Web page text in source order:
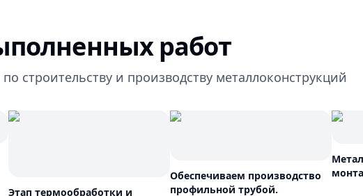
работ
строительству и производству металлоконструкций
Этап термообработки и
Обеспечиваем производство
профильной трубой.